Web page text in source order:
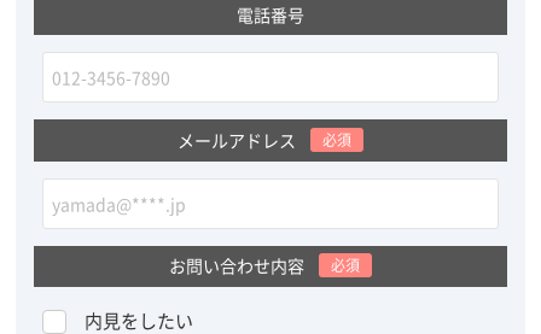
電話番号
メールアドレス 必須
お問い合わせ内容 必須
内見をしたい